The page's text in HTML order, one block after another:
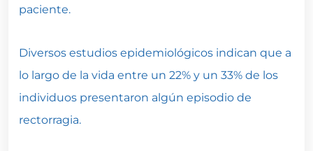
paciente.
Diversos estudios epidemiológicos indican que a
lo largo de la vida entre un 22% y un 33% de los
individuos presentaron algún episodio de
rectorragia.